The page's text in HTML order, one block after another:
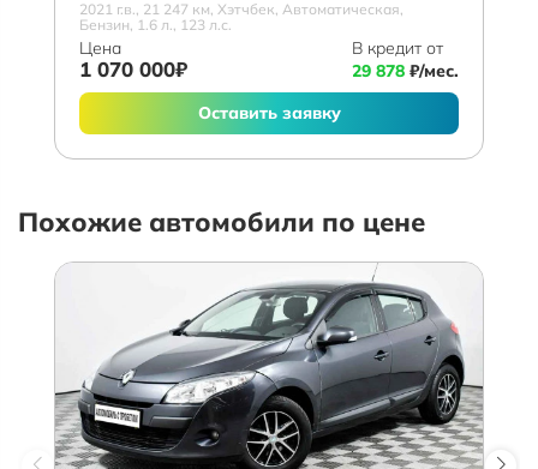
2021 г.в., 21 247 км, Хэтчбек, Автоматическая,
Бензин, 1.6 л., 123 л.с.
Цена
1 070 000₽
В кредит от
29 878 ₽/мес.
Оставить заявку
Похожие автомобили по цене